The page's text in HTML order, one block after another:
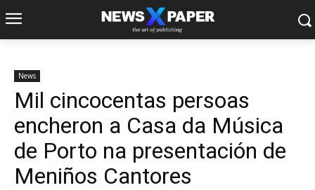
News
Mil cincocentas persoas
encheron a Casa da Música
de Porto na presentación de
Meniños Cantores